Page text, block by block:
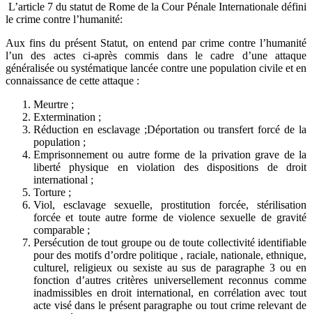
L’article 7 du statut de Rome de la Cour Pénale Internationale défini
le crime contre l’humanité:
Aux fins du présent Statut, on entend par crime contre l’humanité
l’un des actes ci-après commis dans le cadre d’une attaque
généralisée ou systématique lancée contre une population civile et en
connaissance de cette attaque :
Meurtre ;
Extermination ;
Réduction en esclavage ;Déportation ou transfert forcé de la
population ;
Emprisonnement ou autre forme de la privation grave de la
liberté physique en violation des dispositions de droit
international ;
Torture ;
Viol, esclavage sexuelle, prostitution forcée, stérilisation
forcée et toute autre forme de violence sexuelle de gravité
comparable ;
Persécution de tout groupe ou de toute collectivité identifiable
pour des motifs d’ordre politique , raciale, nationale, ethnique,
culturel, religieux ou sexiste au sus de paragraphe 3 ou en
fonction d’autres critères universellement reconnus comme
inadmissibles en droit international, en corrélation avec tout
acte visé dans le présent paragraphe ou tout crime relevant de